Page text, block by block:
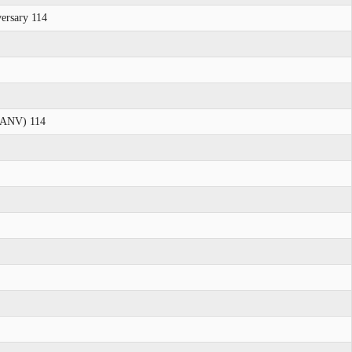
114
114